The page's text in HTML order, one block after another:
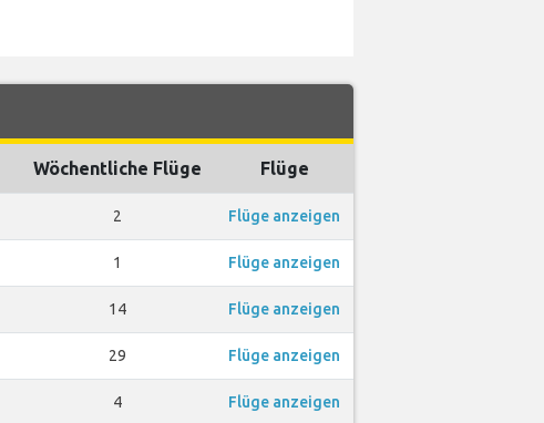
Wöchentliche Flüge Flüge
2 Flüge anzeigen
1 Flüge anzeigen
14 Flüge anzeigen
29 Flüge anzeigen
4 Flüge anzeigen